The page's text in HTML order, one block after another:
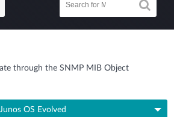
through the SNMP MIB Object
Junos OS Evolved